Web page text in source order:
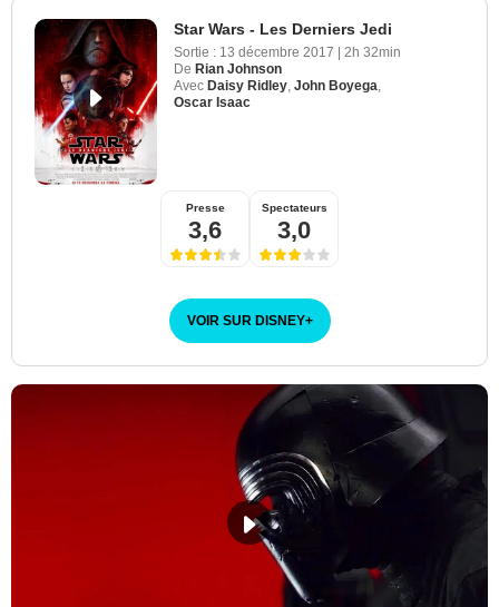
Star Wars - Les Derniers Jedi
Sortie : 13 décembre 2017 | 2h 32min
De Rian Johnson
Avec Daisy Ridley John Boyega
Oscar Isaac
Presse
3,6
Spectateurs
3,0
VOIR SUR DISNEY+